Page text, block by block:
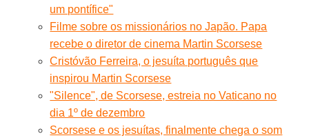
um pontífice"
Filme sobre os missionários no Japão. Papa
recebe o diretor de cinema Martin Scorsese
Cristóvão Ferreira, o jesuíta português que
inspirou Martin Scorsese
"Silence", de Scorsese, estreia no Vaticano no
dia 1º de dezembro
Scorsese e os jesuítas, finalmente chega o som